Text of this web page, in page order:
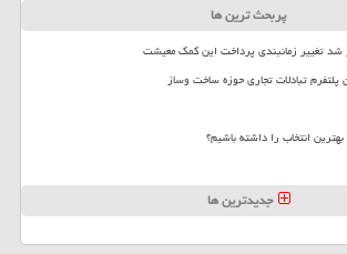
پربحث ترین ها
شد تغییر زمانبندی پرداخت این کمک معیشت
انتخاب را داشته باشیم؟
جدیدترین ها